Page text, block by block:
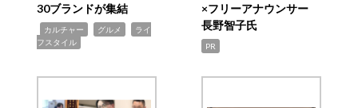
30ブランドが集結
カルチャー グルメ
ライ
フスタイル
×フリーアナウンサー
長野智子氏
PR